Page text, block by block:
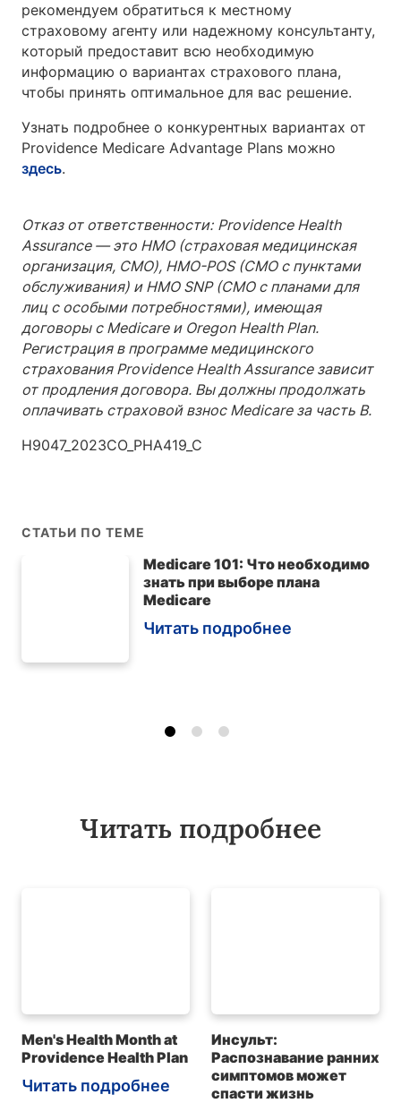
рекомендуем обратиться к местному
страховому агенту или надежному консультанту,
который предоставит всю необходимую
информацию о вариантах страхового плана,
чтобы принять оптимальное для вас решение.
Узнать подробнее о конкурентных вариантах от
Providence Medicare Advantage Plans можно
здесь.
Отказ от ответственности: Providence Health
Assurance — это HMO (страховая медицинская
организация, СМО), HMO-POS (СМО с пунктами
обслуживания) и HMO SNP (СМО с планами для
лиц с особыми потребностями), имеющая
договоры с Medicare и Oregon Health Plan.
Регистрация в программе медицинского
страхования Providence Health Assurance зависит
от продления договора. Вы должны продолжать
оплачивать страховой взнос Medicare за часть B.
H9047_2023CO_PHA419_C
СТАТЬИ ПО ТЕМЕ
Medicare 101: Что необходимо
знать при выборе плана
Medicare
Читать подробнее
Читать подробнее
Men's Health Month at
Providence Health Plan
Читать подробнее
Инсульт:
Распознавание ранних
симптомов может
спасти жизнь